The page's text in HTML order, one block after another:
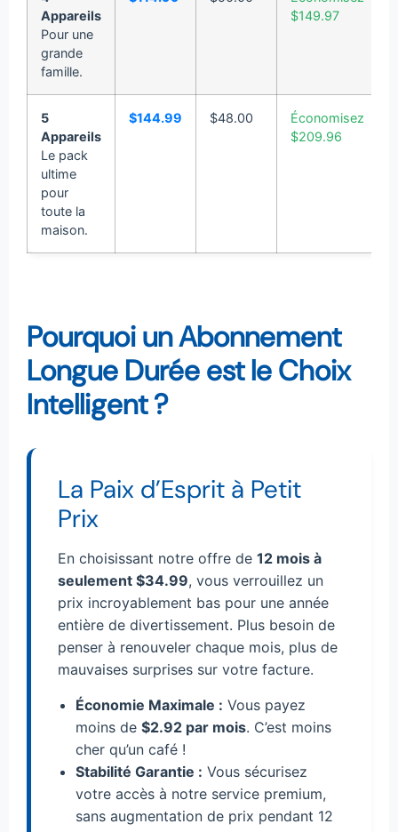
Appareils
Pour une
grande
famille.
$149.97
5
Appareils
Le pack
ultime
pour
toute la
maison.
$144.99 $48.00
Économisez
$209.96
Pourquoi un Abonnement
Longue Durée est le Choix
Intelligent ?
La Paix d’Esprit à Petit
Prix
En choisissant notre offre de 12 mois à
seulement $34.99, vous verrouillez un
prix incroyablement bas pour une année
entière de divertissement. Plus besoin de
penser à renouveler chaque mois, plus de
mauvaises surprises sur votre facture.
Économie Maximale : Vous payez
moins de $2.92 par mois. C’est moins
cher qu’un café !
Stabilité Garantie : Vous sécurisez
votre accès à notre service premium,
sans augmentation de prix pendant 12